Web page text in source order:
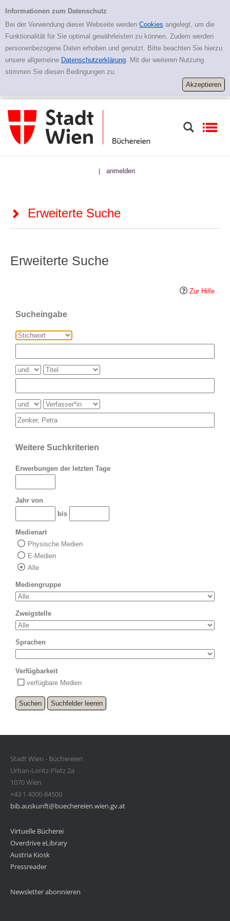
Erweiterte Suche
Informationen zum Datenschutz
Bei der Verwendung dieser Webseite werden Cookies angelegt, um die
Funktionalität für Sie optimal gewährleisten zu können. Zudem werden
personenbezogene Daten erhoben und genutzt. Bitte beachten Sie hierzu
unsere allgemeine Datenschutzerklärung. Mit der weiteren Nutzung
stimmen Sie diesen Bedingungen zu.
| anmelden
Erweiterte Suche
Erweiterte Suche
Zur Hilfe
Sucheingabe
Weitere Suchkriterien
Erwerbungen der letzten Tage
Jahr von
bis
Medienart
Physische Medien
E-Medien
Alle
Mediengruppe
Zweigstelle
Sprachen
Verfügbarkeit
verfügbare Medien
Stadt Wien - Büchereien
Urban-Loritz-Platz 2a
1070 Wien
+43 1 4000-84500
bib.auskunft@buechereien.wien.gv.at
Virtuelle Bücherei
Overdrive eLibrary
Austria Kiosk
Pressreader
Newsletter abonnieren